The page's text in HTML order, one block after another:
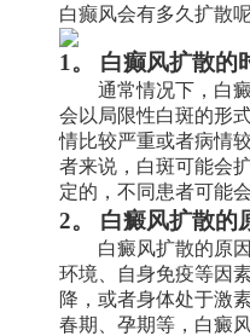
白癫风会有多久扩散
1。 白癫风扩散的
通常情况下，白
会以局限性白斑的形
情比较严重或者病情
者来说，白斑可能会
定的，不同患者可能
2。 白癜风扩散的
白癜风扩散的原
环境、自身免疫等因
降，或者身体处于激
春期、孕期等，白癜